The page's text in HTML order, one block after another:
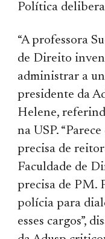
Política
“A professora
de Direito
administrar a
presidente da
Helene,
na USP.
precisa de
Faculdade de
precisa de PM.
polícia para
esses cargos”,